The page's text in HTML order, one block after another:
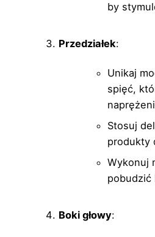
by
Przedziałek:
Unikaj
spięć,
Stosuj
produkty
Wykonuj
pobudzić
Boki głowy: